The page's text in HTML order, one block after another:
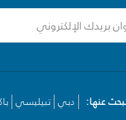
عنها: دبي تبيليسي